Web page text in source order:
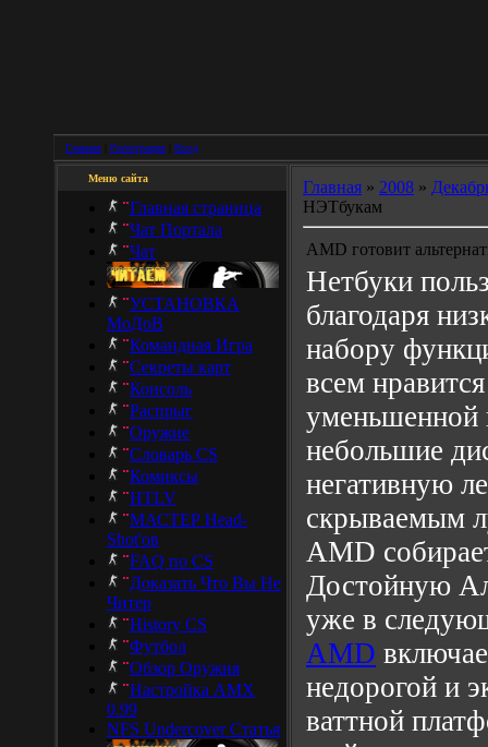
Главная Регистрация Вход
Меню сайта
Главная страница
Чат Портала
Чат
УСТАНОВКА
МоДоВ
Командная Игра
Секреты карт
Консоль
Распрыг
Оружие
Словарь CS
Комиксы
HTLV
МАСТЕР Head-
Shot'ов
FAQ по CS
Доказать Что Вы Не
Читер
History CS
Футбол
Обзор Оружия
Настройка AMX
0.99
NFS Undercover Статья
Главная » 2008 »
НЭТбукам
AMD готовит
Нетбуки
благодаря
набору
всем
уменьшенной
небольшие
негативную
скрываемым
AMD
Достойную
уже в
AMD
недорогой и
ваттной